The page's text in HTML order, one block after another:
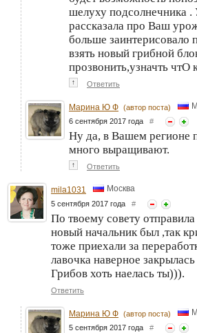
шелуху подсолнечника
рассказала про Ваш
больше заинтерисовало
взять новый грибной
прозвонить,узначть чтО
↑ Ответить
Марина Ю Ф (автор поста)
6 сентября 2017 года #
Ну да, в Вашем регионе
много выращивают.
↑ Ответить
mila1031 Москва
5 сентября 2017 года #
По твоему совету
новый начальник был ,так
тоже приехали за
лавочка наверное
Грибов хоть наелась ты))).
Ответить
Марина Ю Ф (автор поста)
5 сентября 2017 года #